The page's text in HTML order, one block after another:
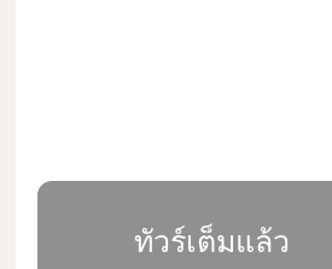
ทัวร์เต็มแล้ว